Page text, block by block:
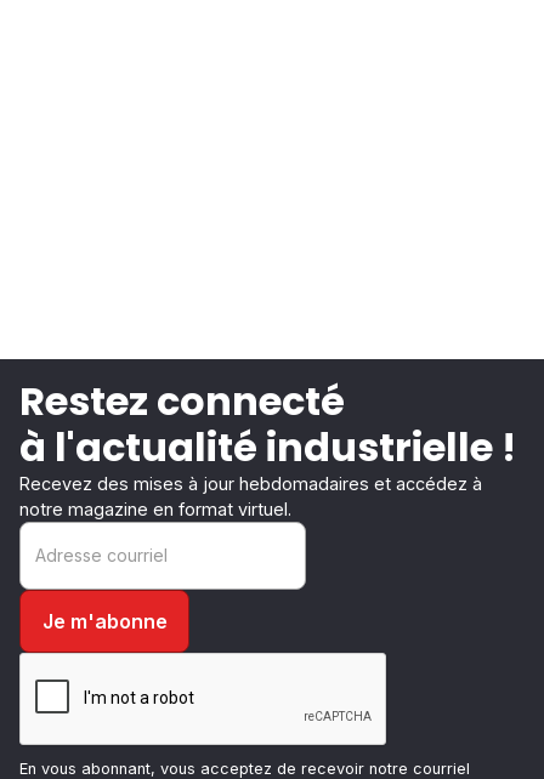
Restez connecté
à l'actualité industrielle !
Recevez des mises à jour hebdomadaires et accédez à
notre magazine en format virtuel.
En vous abonnant, vous acceptez de recevoir notre courriel